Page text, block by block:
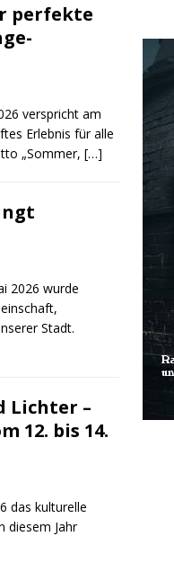
perfekte
verspricht am
Erlebnis für alle
„Sommer, […]
2026 wurde
Stadt.
Lichter –
12. bis 14.
das kulturelle
diesem Jahr